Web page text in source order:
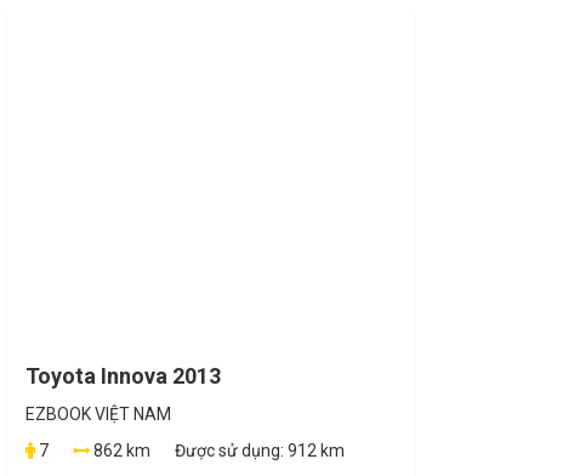
Toyota Innova 2013
EZBOOK VIỆT NAM
7
862 km Được sử dụng: 912 km